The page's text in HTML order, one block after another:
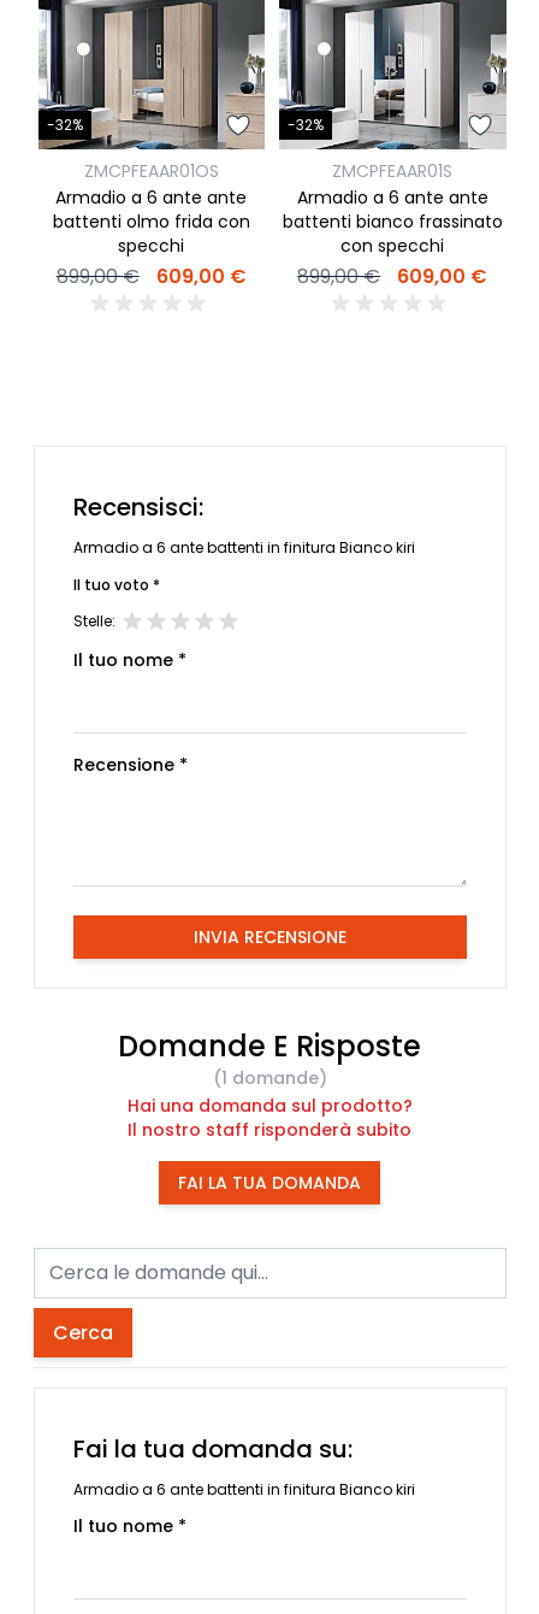
-32%
ZMCPFEAAR01OS
Armadio a 6 ante ante
battenti olmo frida con
specchi
899,00 € 609,00 €
-32%
ZMCPFEAAR01S
Armadio a 6 ante ante
battenti bianco frassinato
con specchi
899,00 € 609,00 €
Recensisci:
Armadio a 6 ante battenti in finitura Bianco kiri
Il tuo voto *
Stelle:
Il tuo nome *
Recensione *
INVIA RECENSIONE
Domande E Risposte
(1 domande)
Hai una domanda sul prodotto?
Il nostro staff risponderà subito
FAI LA TUA DOMANDA
Cerca
Fai la tua domanda su:
Armadio a 6 ante battenti in finitura Bianco kiri
Il tuo nome *